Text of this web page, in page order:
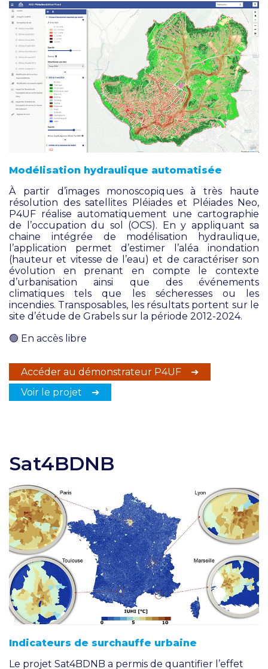
Modélisation hydraulique automatisée
À partir d’images monoscopiques à très haute
résolution des satellites Pléiades et Pléiades Neo,
P4UF réalise automatiquement une cartographie
de l’occupation du sol (OCS). En y appliquant sa
chaine intégrée de modélisation hydraulique,
l’application permet d’estimer l’aléa inondation
(hauteur et vitesse de l’eau) et de caractériser son
évolution en prenant en compte le contexte
d’urbanisation ainsi que des événements
climatiques tels que les sécheresses ou les
incendies. Transposables, les résultats portent sur le
site d’étude de Grabels sur la période 2012-2024.
🟢 En accès libre
Accéder au démonstrateur P4UF ➔
Voir le projet ➔
Sat4BDNB
Indicateurs de surchauffe urbaine
Le projet Sat4BDNB a permis de quantifier l’effet